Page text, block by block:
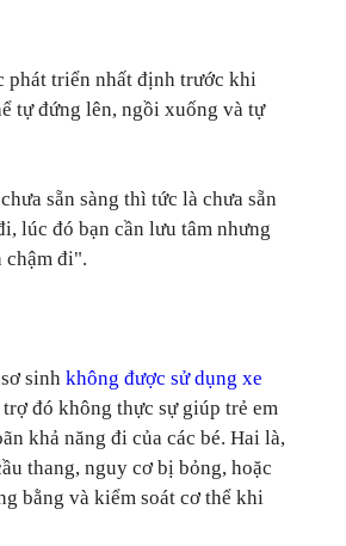
phát triển nhất định trước khi
tự đứng lên, ngồi xuống và tự
sẵn sàng thì tức là chưa sẵn
lúc đó bạn cần lưu tâm nhưng
chậm đi".
sinh không được sử dụng xe
đó không thực sự giúp trẻ em
khả năng đi của các bé. Hai là,
thang, nguy cơ bị bỏng, hoặc
bằng và kiểm soát cơ thể khi